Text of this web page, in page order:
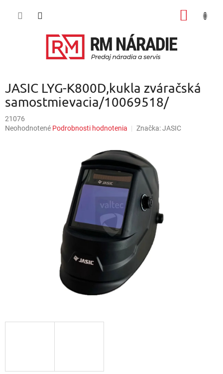
JASIC LYG-K800D,kukla zváračská
samostmievacia/10069518/
21076
Priemerné
Neohodnotené Podrobnosti hodnotenia Značka:JASIC